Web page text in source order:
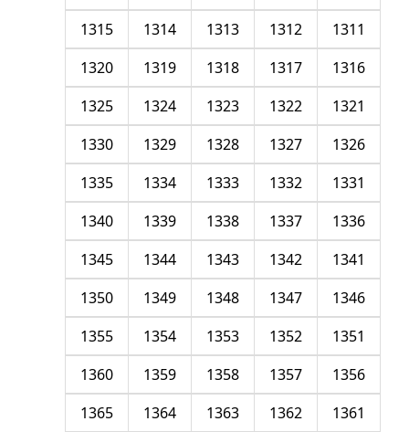
1311
1312
1313
1314
1315
1316
1317
1318
1319
1320
1321
1322
1323
1324
1325
1326
1327
1328
1329
1330
1331
1332
1333
1334
1335
1336
1337
1338
1339
1340
1341
1342
1343
1344
1345
1346
1347
1348
1349
1350
1351
1352
1353
1354
1355
1356
1357
1358
1359
1360
1361
1362
1363
1364
1365